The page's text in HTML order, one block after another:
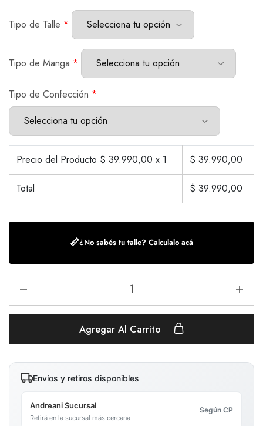
Tipo de Talle *
Tipo de Manga *
Tipo de Confección *
Precio del Producto $ 39.990,00 x 1 $ 39.990,00
Total $ 39.990,00
📏¿No sabés tu talle? Calculalo acá
Agregar Al Carrito
Envíos y retiros disponibles
Andreani Sucursal
Retirá en la sucursal más cercana
Según CP